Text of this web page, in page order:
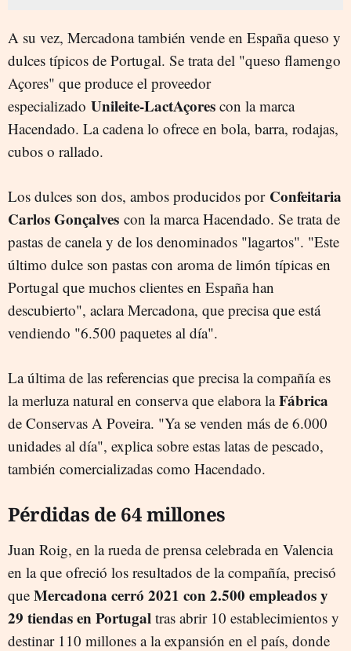
A su vez, Mercadona también vende en España queso y
dulces típicos de Portugal. Se trata del "queso flamengo
Açores" que produce el proveedor
especializado Unileite-LactAçores con la marca
Hacendado. La cadena lo ofrece en bola, barra, rodajas,
cubos o rallado.
Los dulces son dos, ambos producidos por Confeitaria
Carlos Gonçalves con la marca Hacendado. Se trata de
pastas de canela y de los denominados "lagartos". "Este
último dulce son pastas con aroma de limón típicas en
Portugal que muchos clientes en España han
descubierto", aclara Mercadona, que precisa que está
vendiendo "6.500 paquetes al día".
La última de las referencias que precisa la compañía es
la merluza natural en conserva que elabora laFábrica
de Conservas A Poveira. "Ya se venden más de 6.000
unidades al día", explica sobre estas latas de pescado,
también comercializadas como Hacendado.
Pérdidas de 64 millones
Juan Roig, en la rueda de prensa celebrada en Valencia
en la que ofreció los resultados de la compañía, precisó
que Mercadona cerró 2021 con 2.500 empleados y
29 tiendas en Portugal tras abrir 10 establecimientos y
destinar 110 millones a la expansión en el país, donde